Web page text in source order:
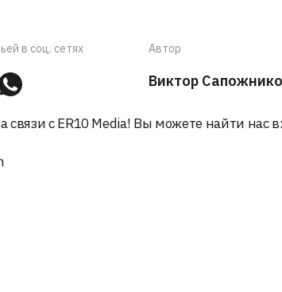
в соц. сетях Автор
Виктор
связи с ER10 Media! Вы можете найти нас в: